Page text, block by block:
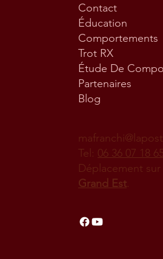
Contact
Éducation
Comportements
Trot RX
Étude De
Partenaires
Blog
Tel: 06 36 07 18 65
Déplacement sur
Grand Est.